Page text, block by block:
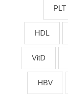
PLT
HDL
VitD
HBV